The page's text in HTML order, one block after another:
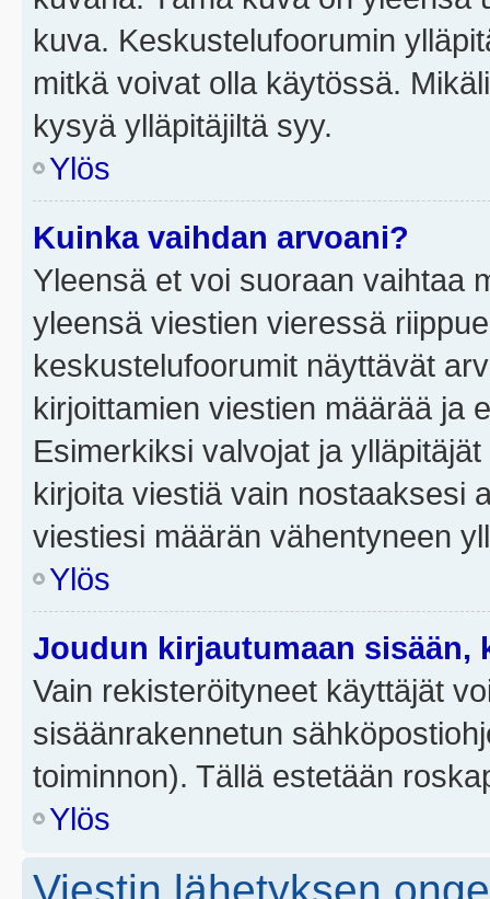
kuva. Keskustelufoorumin
mitkä voivat olla käytössä.
kysyä ylläpitäjiltä syy.
Ylös
Kuinka vaihdan arvoani?
Yleensä et voi suoraan vaihtaa
yleensä viestien vieressä
keskustelufoorumit näyttävät
kirjoittamien viestien määrää ja
Esimerkiksi valvojat ja
kirjoita viestiä vain nostaaksesi
viestiesi määrän vähentyneen
Ylös
Joudun kirjautumaan sisään,
Vain rekisteröityneet käyttäjät
sisäänrakennetun
toiminnon). Tällä estetään
Ylös